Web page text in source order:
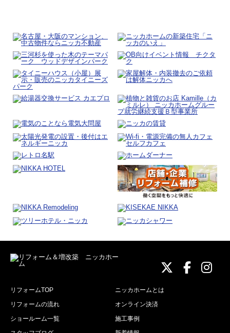
ニッカ
ニッニ
リフォームTOP
ニッカホームとは
リフォームの流れ
オンライン決済
ショールーム一覧
施工事例